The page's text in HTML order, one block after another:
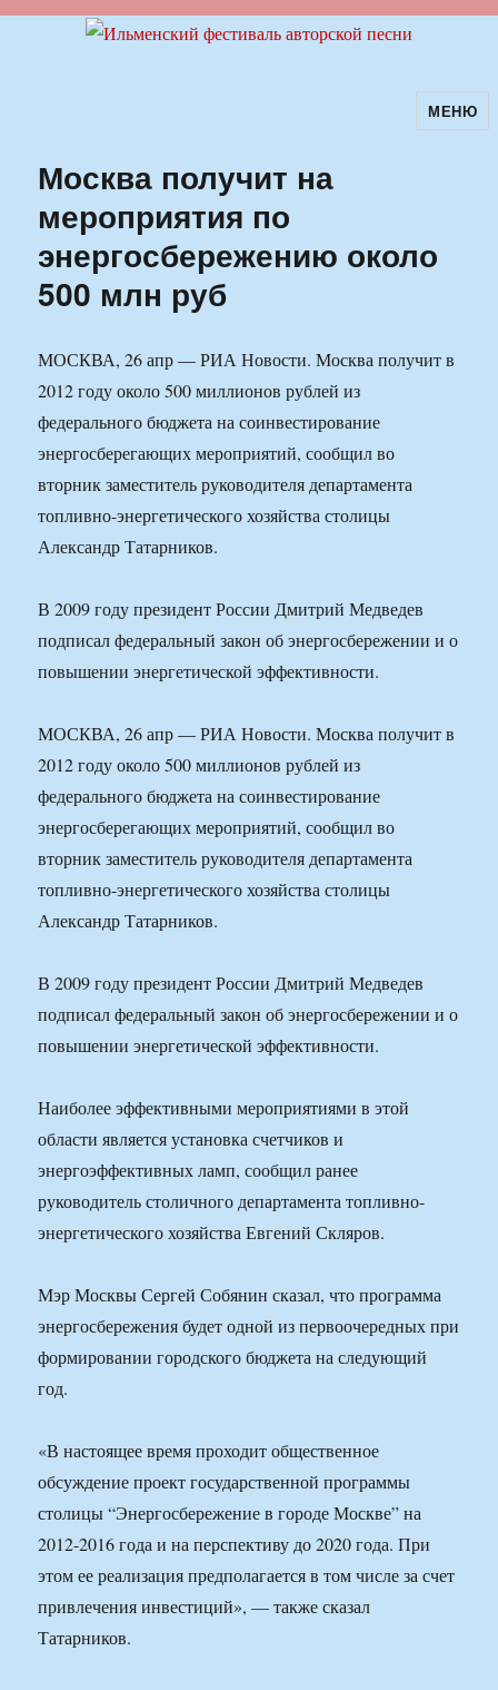
Ильменский фестиваль авторскойМЕНЮ
Москва получит на
мероприятия по
энергосбережению около
500 млн руб
МОСКВА, 26 апр — РИА Новости. Москва получит в
2012 году около 500 миллионов рублей из
федерального бюджета на соинвестирование
энергосберегающих мероприятий, сообщил во
вторник заместитель руководителя департамента
топливно-энергетического хозяйства столицы
Александр Татарников.
В 2009 году президент России Дмитрий Медведев
подписал федеральный закон об энергосбережении и о
повышении энергетической эффективности.
МОСКВА, 26 апр — РИА Новости. Москва получит в
2012 году около 500 миллионов рублей из
федерального бюджета на соинвестирование
энергосберегающих мероприятий, сообщил во
вторник заместитель руководителя департамента
топливно-энергетического хозяйства столицы
Александр Татарников.
В 2009 году президент России Дмитрий Медведев
подписал федеральный закон об энергосбережении и о
повышении энергетической эффективности.
Наиболее эффективными мероприятиями в этой
области является установка счетчиков и
энергоэффективных ламп, сообщил ранее
руководитель столичного департамента топливно-
энергетического хозяйства Евгений Скляров.
Мэр Москвы Сергей Собянин сказал, что программа
энергосбережения будет одной из первоочередных при
формировании городского бюджета на следующий
год.
«В настоящее время проходит общественное
обсуждение проект государственной программы
столицы “Энергосбережение в городе Москве” на
2012-2016 года и на перспективу до 2020 года. При
этом ее реализация предполагается в том числе за счет
привлечения инвестиций», — также сказал
Татарников.